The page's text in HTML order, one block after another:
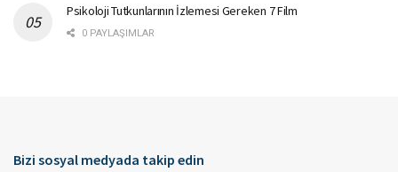
Psikoloji Tutkunlarının İzlemesi Gereken 7 Film
0 PAYLAŞIMLAR
Bizi sosyal medyada takip edin